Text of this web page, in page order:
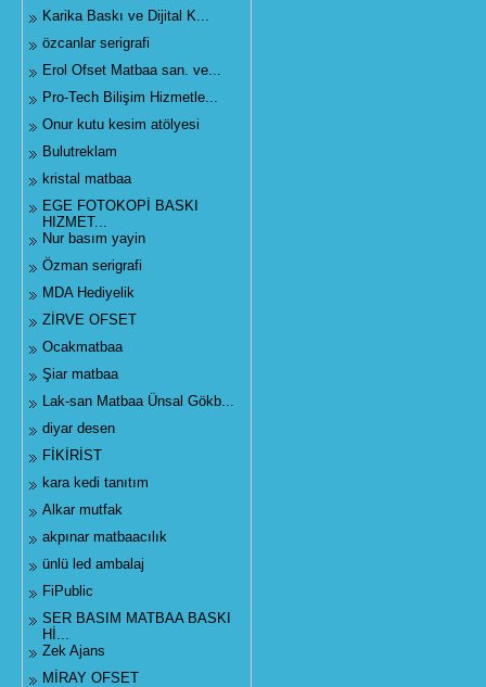
Karika Baskı ve Dijital K...
özcanlar serigrafi
Erol Ofset Matbaa san. ve...
Pro-Tech Bilişim Hizmetle...
Onur kutu kesim atölyesi
Bulutreklam
kristal matbaa
EGE FOTOKOPİ BASKI
HIZMET...
Nur basım yayin
Özman serigrafi
MDA Hediyelik
ZİRVE OFSET
Ocakmatbaa
Şiar matbaa
Lak-san Matbaa Ünsal Gökb...
diyar desen
FİKİRİST
kara kedi tanıtım
Alkar mutfak
akpınar matbaacılık
ünlü led ambalaj
FiPublic
SER BASIM MATBAA BASKI
Hİ...
Zek Ajans
MİRAY OFSET